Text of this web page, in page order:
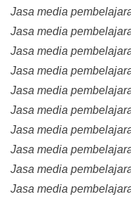
Jasa media
Jasa media
Jasa media
Jasa media
Jasa media
Jasa media
Jasa media
Jasa media
Jasa media
Jasa media